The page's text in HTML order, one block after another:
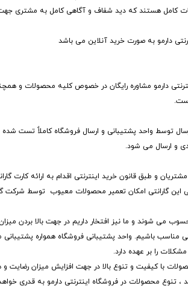
کامل هستند که دید شفاف و آگاهی کامل به مشتری
دارمو به صورت خرید آنلاین می باشد
دارمو مشاوره رایگان در خصوص کلیه محصولات و
توسط واحد پشتیبانی و ارسال فروشگاه کاملاٌ تست شده
و ارسال می شود.
و طبق قانون خرید اینترنتی اقدام به ارائه کارت
گارانتی امکان تعمیر محصولات معیوب توسط شرکت
می شوند و ما نیز افتخار داریم در جهت بالا بردن
مناسب باشیم. واحد پشتیبانی فروشگاه همواره پشتیبانی
را بر عهده دارد.
با کیفیت و تنوع بالا در جهت افزایش میزان
محصولات در فروشگاه اینترنتی دارمو به قدری خواهد